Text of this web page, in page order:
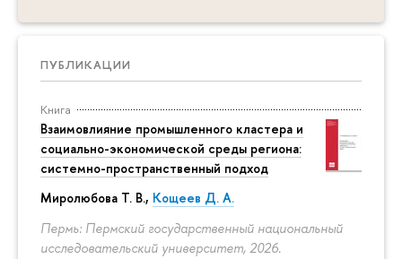
ПУБЛИКАЦИИ
Книга
Взаимовлияние промышленного кластера и
социально-экономической среды региона:
системно-пространственный подход
Миролюбова Т. В., Кощеев Д. А.
Пермь: Пермский государственный национальный
исследовательский университет, 2026.